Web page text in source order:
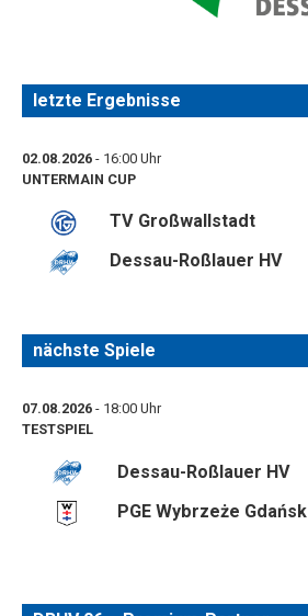
letzte Ergebnisse
02.08.2026 - 16:00 Uhr
UNTERMAIN CUP
TV Großwallstadt
Dessau-Roßlauer HV
nächste Spiele
07.08.2026 - 18:00 Uhr
TESTSPIEL
Dessau-Roßlauer HV
PGE Wybrzeże Gdańsk